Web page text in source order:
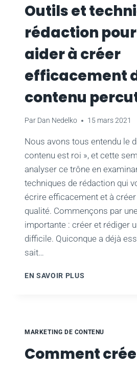
RÉSEAUX
SOCIAUX
Outils et
rédaction
aider à créer
efficacement
contenu
Par Dan Nedelko 15 mars 2021
Nous avons tous entendu le
contenu est roi », et cette
analyser ce trône en
techniques de rédaction qui
écrire efficacement et à
qualité. Commençons par
importante : créer et rédiger
difficile. Quiconque a déjà
sait…
EN SAVOIR PLUS
AIDER
À
MARKETING DE CONTENU
Comment